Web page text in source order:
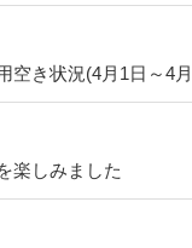
空き状況(4月1日～4
楽しみました